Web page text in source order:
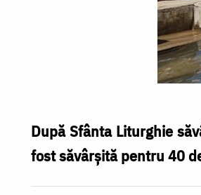
După Sfânta Liturghie
fost săvârșită pentru 40